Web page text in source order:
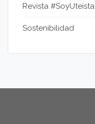
Revista #SoyUteista
Sostenibilidad